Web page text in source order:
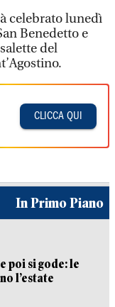
celebrato lunedì
Benedetto e
del
CLICCA QUI
In Primo Piano
poi si gode: le
l’estate